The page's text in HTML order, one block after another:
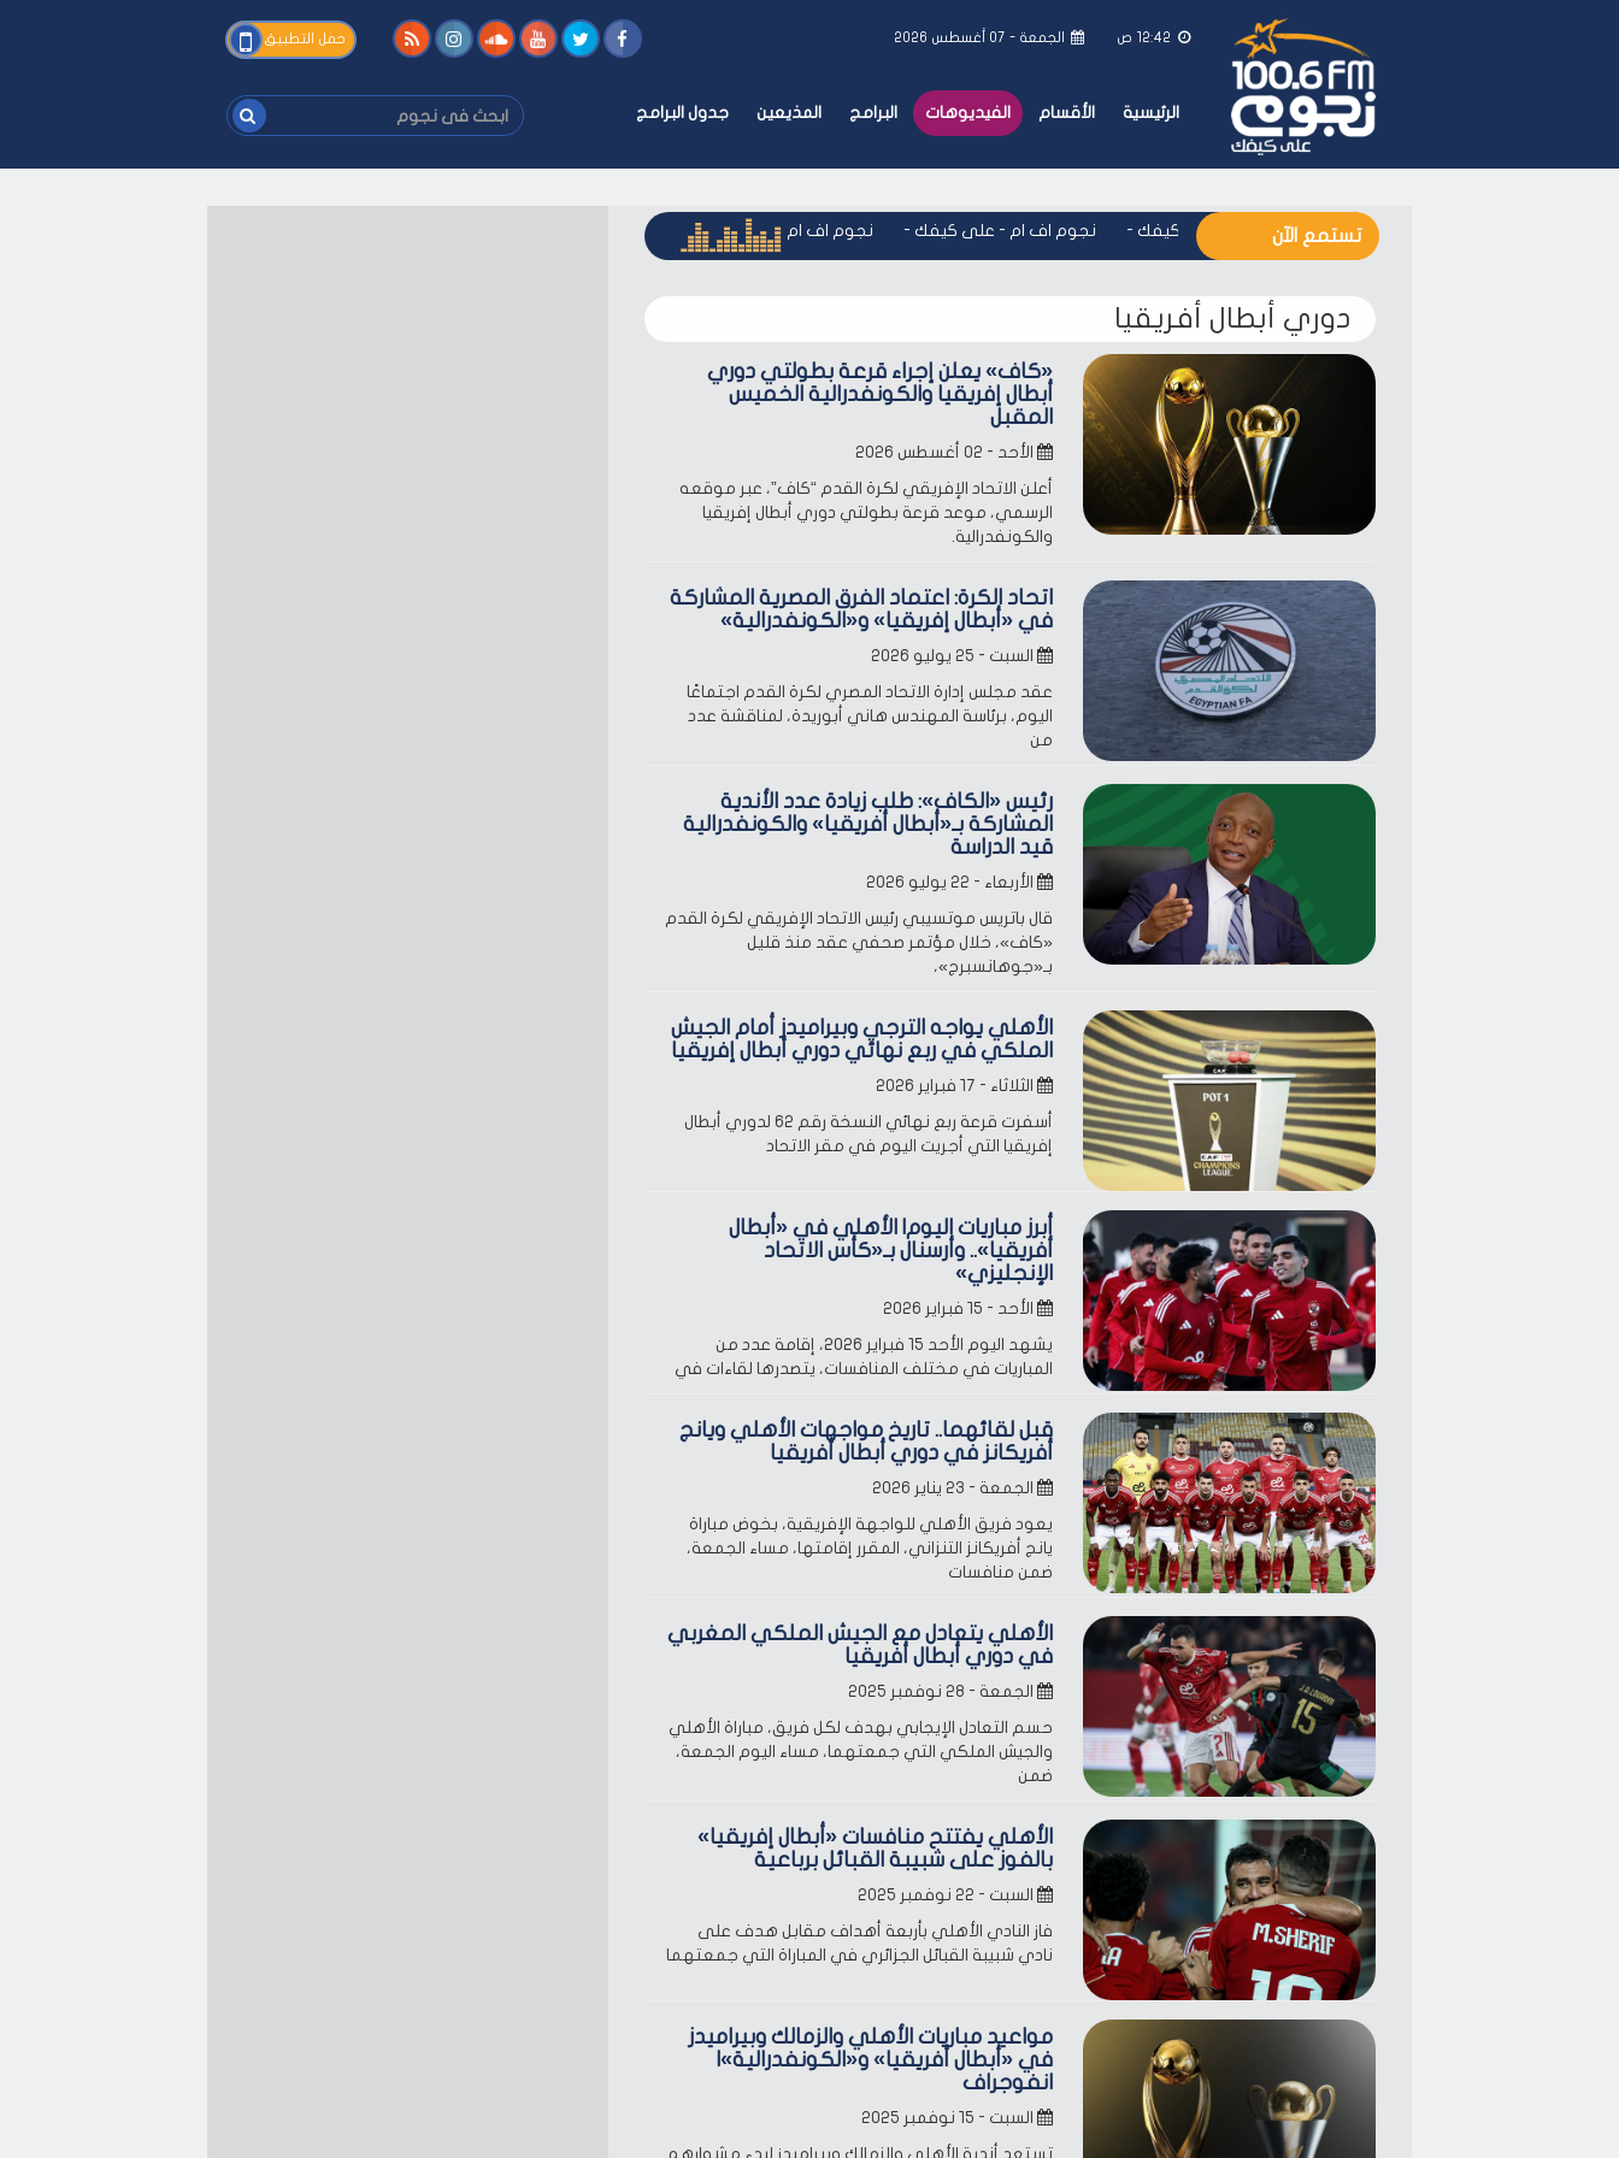
12:42 ص الجمعة - ٠٧ أغسطس ٢٠٢٦ حمل التطبيق
الرئيسية الأقسام الفيديوهات البرامج المذيعين جدول البرامج
ابحث
فى
فى
تستمع الآن -نجوم اف ام - على كيفك -نجوم اف ام - على كيفك -نجوم اف ام - على كيفك نجوم اف ام - على كيفك
دوري أبطال أفريقيا
«كاف» يعلن إجراء قرعة بطولتي دوري
أبطال إفريقيا والكونفدرالية الخميس
المقبل
الأحد - ٠٢ أغسطس ٢٠٢٦
أعلن الاتحاد الإفريقي لكرة القدم “كاف”، عبر موقعه
الرسمي، موعد قرعة بطولتي دوري أبطال إفريقيا
والكونفدرالية.
اتحاد الكرة: اعتماد الفرق المصرية المشاركة
في «أبطال إفريقيا» و«الكونفدرالية»
السبت - ٢٥ يوليو ٢٠٢٦
عقد مجلس إدارة الاتحاد المصري لكرة القدم اجتماعًا
اليوم، برئاسة المهندس هاني أبوريدة، لمناقشة عدد
من
رئيس «الكاف»: طلب زيادة عدد الأندية
المشاركة بـ«أبطال أفريقيا» والكونفدرالية
قيد الدراسة
الأربعاء - ٢٢ يوليو ٢٠٢٦
قال باتريس موتسيبي رئيس الاتحاد الإفريقي لكرة القدم
«كاف»، خلال مؤتمر صحفي عقد منذ قليل
بـ«جوهانسبرج»،
الأهلي يواجه الترجي وبيراميدز أمام الجيش
الملكي في ربع نهائي دوري أبطال إفريقيا
الثلاثاء - ١٧ فبراير ٢٠٢٦
أسفرت قرعة ربع نهائي النسخة رقم 62 لدوري أبطال
إفريقيا التي أجريت اليوم في مقر الاتحاد
أبرز مباريات اليوم| الأهلي في «أبطال
أفريقيا».. وأرسنال بـ«كأس الاتحاد
الإنجليزي»
الأحد - ١٥ فبراير ٢٠٢٦
يشهد اليوم الأحد 15 فبراير 2026، إقامة عدد من
المباريات في مختلف المنافسات، يتصدرها لقاءات في
قبل لقائهما.. تاريخ مواجهات الأهلي ويانج
أفريكانز في دوري أبطال أفريقيا
الجمعة - ٢٣ يناير ٢٠٢٦
يعود فريق الأهلي للواجهة الإفريقية، بخوض مباراة
يانج أفريكانز التنزاني، المقرر إقامتها، مساء الجمعة،
ضمن منافسات
الأهلي يتعادل مع الجيش الملكي المغربي
في دوري أبطال أفريقيا
الجمعة - ٢٨ نوفمبر ٢٠٢٥
حسم التعادل الإيجابي بهدف لكل فريق، مباراة الأهلي
والجيش الملكي التي جمعتهما، مساء اليوم الجمعة،
ضمن
الأهلي يفتتح منافسات «أبطال إفريقيا»
بالفوز على شبيبة القبائل برباعية
السبت - ٢٢ نوفمبر ٢٠٢٥
فاز النادي الأهلي بأربعة أهداف مقابل هدف على
نادي شبيبة القبائل الجزائري في المباراة التي جمعتهما
مواعيد مباريات الأهلي والزمالك وبيراميدز
في «أبطال أفريقيا» و«الكونفدرالية»|
انفوجراف
السبت - ١٥ نوفمبر ٢٠٢٥
تستعد أندية الأهلي والزمالك وبيراميدز لبدء مشوارهم